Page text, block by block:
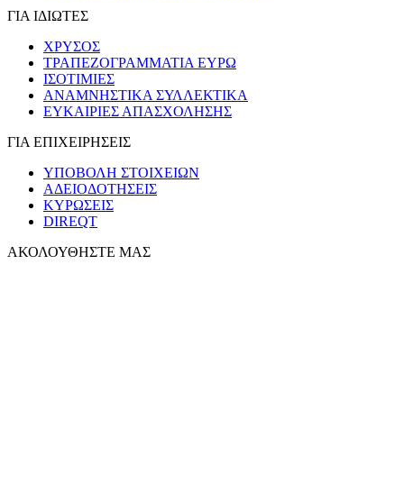
ΓΙΑ ΙΔΙΩΤΕΣ
ΧΡΥΣΟΣ
ΤΡΑΠΕΖΟΓΡΑΜΜΑΤΙΑ ΕΥΡΩ
ΙΣΟΤΙΜΙΕΣ
ΑΝΑΜΝΗΣΤΙΚΑ ΣΥΛΛΕΚΤΙΚΑ
ΕΥΚΑΙΡΙΕΣ ΑΠΑΣΧΟΛΗΣΗΣ
ΓΙΑ ΕΠΙΧΕΙΡΗΣΕΙΣ
ΥΠΟΒΟΛΗ ΣΤΟΙΧΕΙΩΝ
ΑΔΕΙΟΔΟΤΗΣΕΙΣ
ΚΥΡΩΣΕΙΣ
DIREQT
ΑΚΟΛΟΥΘΗΣΤΕ ΜΑΣ